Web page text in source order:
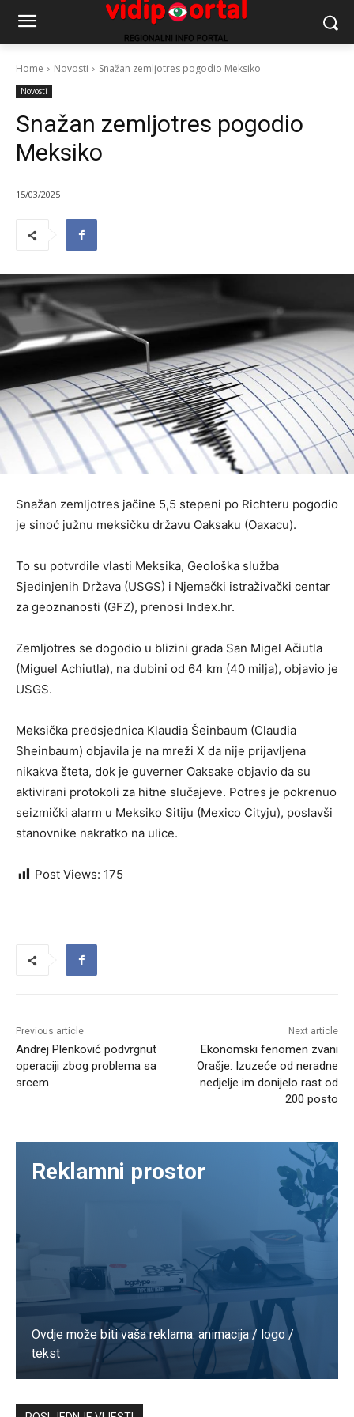
Home Novosti Snažan zemljotres pogodio Meksiko
Novosti
Snažan zemljotres pogodio
Meksiko
15/03/2025
Snažan zemljotres jačine 5,5 stepeni po Richteru pogodio
je sinoć južnu meksičku državu Oaksaku (Oaxacu).
To su potvrdile vlasti Meksika, Geološka služba
Sjedinjenih Država (USGS) i Njemački istraživački centar
za geoznanosti (GFZ), prenosi Index.hr.
Zemljotres se dogodio u blizini grada San Migel Ačiutla
(Miguel Achiutla), na dubini od 64 km (40 milja), objavio je
USGS.
Meksička predsjednica Klaudia Šeinbaum (Claudia
Sheinbaum) objavila je na mreži X da nije prijavljena
nikakva šteta, dok je guverner Oaksake objavio da su
aktivirani protokoli za hitne slučajeve. Potres je pokrenuo
seizmički alarm u Meksiko Sitiju (Mexico Cityju), poslavši
stanovnike nakratko na ulice.
Post Views: 175
Previous article
Andrej Plenković podvrgnut
operaciji zbog problema sa
srcem
Next article
Ekonomski fenomen zvani
Orašje: Izuzeće od neradne
nedjelje im donijelo rast od
200 posto
Reklamni prostor
Ovdje može biti vaša reklama. animacija / logo /
tekst
Kontaktirajte nas